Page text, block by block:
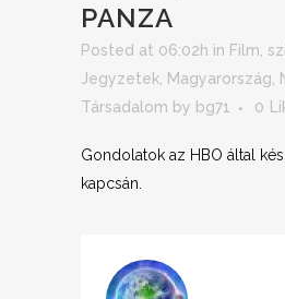
PANZA
Posted at 06:02h in Film,
Jegyzetek Magyarország
Társadalom by bg71 0
Gondolatok az HBO által
kapcsán.